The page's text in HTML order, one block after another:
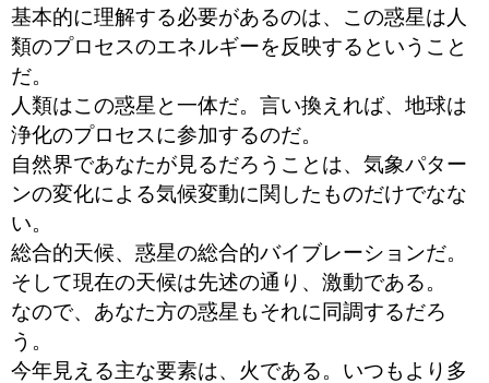
基本的に理解する必要があるのは、この惑星は人
類のプロセスのエネルギーを反映するということ
だ。
人類はこの惑星と一体だ。言い換えれば、地球は
浄化のプロセスに参加するのだ。
自然界であなたが見るだろうことは、気象パター
ンの変化による気候変動に関したものだけでなな
い。
総合的天候、惑星の総合的バイブレーションだ。
そして現在の天候は先述の通り、激動である。
なので、あなた方の惑星もそれに同調するだろ
う。
今年見える主な要素は、火である。いつもより多